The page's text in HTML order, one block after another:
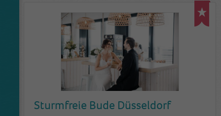
Sturmfreie Bude Düsseldorf